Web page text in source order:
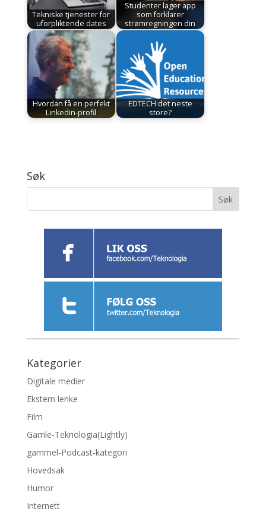
Tekniske tjenester for
uforpliktende dates
Studenter lager app
som forklarer
strømregningen din
Hvordan få en perfekt
Linkedin-profil
EDTECH det neste
store?
Søk
Kategorier
Digitale medier
Ekstern lenke
Film
Gamle-Teknologia(Lightly)
gammel-Podcast-kategori
Hovedsak
Humor
Internett